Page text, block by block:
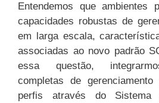
Entendemos que ambientes
capacidades robustas de
em larga escala,
associadas ao novo padrão
essa questão,
completas de
perfis através do Sistema